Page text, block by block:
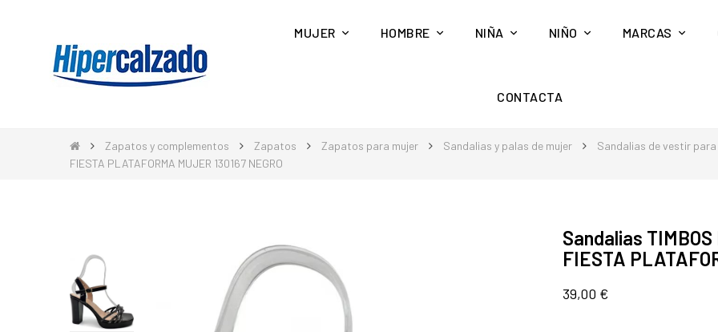
MUJER HOMBRE NIÑA NIÑO MARCAS
CONTACTA
Zapatos y complementos Zapatos Zapatos para mujer Sandalias y palas de mujer Sandalias de vestir para
FIESTA PLATAFORMA MUJER 130167 NEGRO
Sandalias
FIESTA
39,00 €